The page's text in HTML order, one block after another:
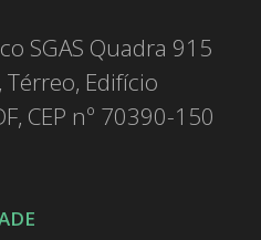
SGAS Quadra 915
Edifício
CEP nº 70390-150